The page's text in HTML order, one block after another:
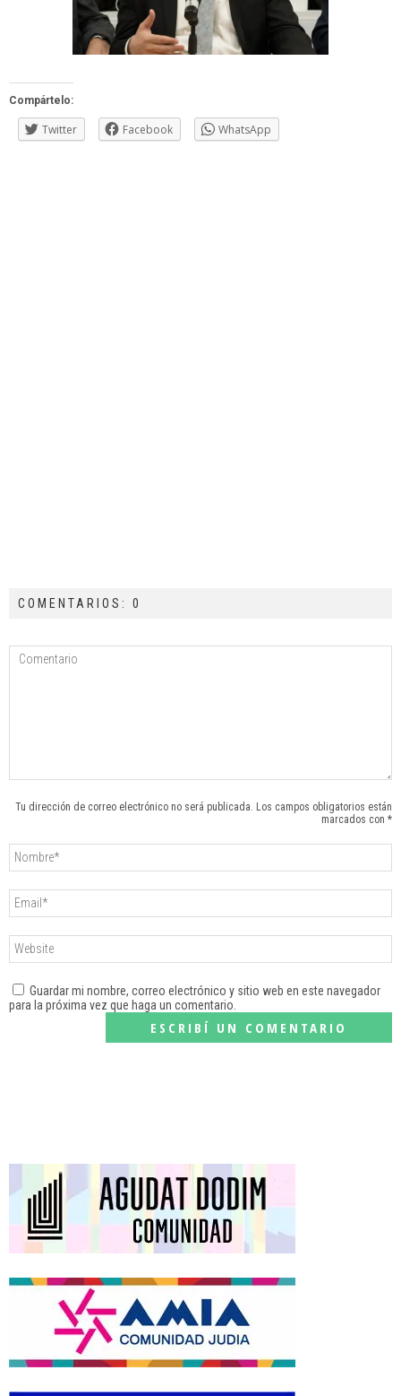
Compártelo:
Twitter Facebook WhatsApp
COMENTARIOS: 0
Tu dirección de correo electrónico no será publicada. Los campos obligatorios están
marcados con *
Guardar mi nombre, correo electrónico y sitio web en este navegador
para la próxima vez que haga un comentario.